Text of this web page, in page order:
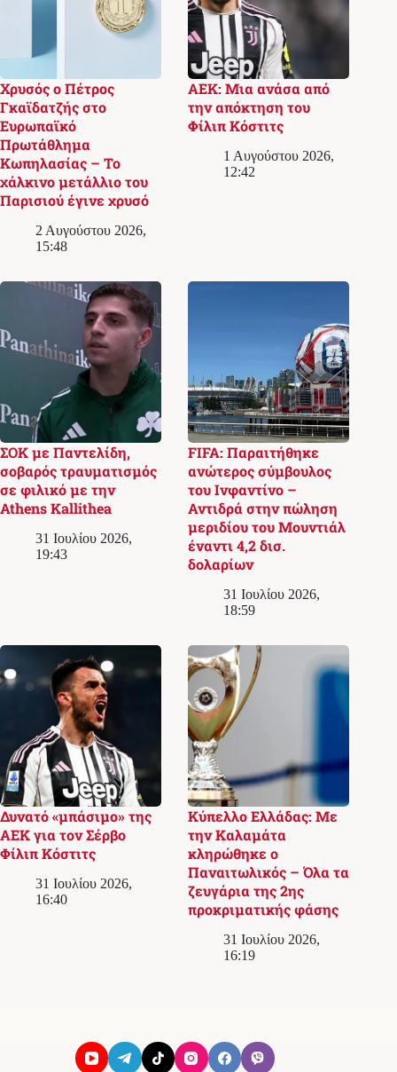
Χρυσός ο Πέτρος
Γκαϊδατζής στο
Ευρωπαϊκό
Πρωτάθλημα
Κωπηλασίας – Το
χάλκινο μετάλλιο του
Παρισιού έγινε χρυσό
2 Αυγούστου 2026,
15:48
ΑΕΚ: Μια ανάσα από
την απόκτηση του
Φίλιπ Κόστιτς
1 Αυγούστου 2026,
12:42
ΣΟΚ με Παντελίδη,
σοβαρός τραυματισμός
σε φιλικό με την
Athens Kallithea
31 Ιουλίου 2026,
19:43
FIFA: Παραιτήθηκε
ανώτερος σύμβουλος
του Ινφαντίνο –
Αντιδρά στην πώληση
μεριδίου του Μουντιάλ
έναντι 4,2 δισ.
δολαρίων
31 Ιουλίου 2026,
18:59
Δυνατό «μπάσιμο» της
ΑΕΚ για τον Σέρβο
Φίλιπ Κόστιτς
31 Ιουλίου 2026,
16:40
Κύπελλο Ελλάδας: Με
την Καλαμάτα
κληρώθηκε ο
Παναιτωλικός – Όλα τα
ζευγάρια της 2ης
προκριματικής φάσης
31 Ιουλίου 2026,
16:19